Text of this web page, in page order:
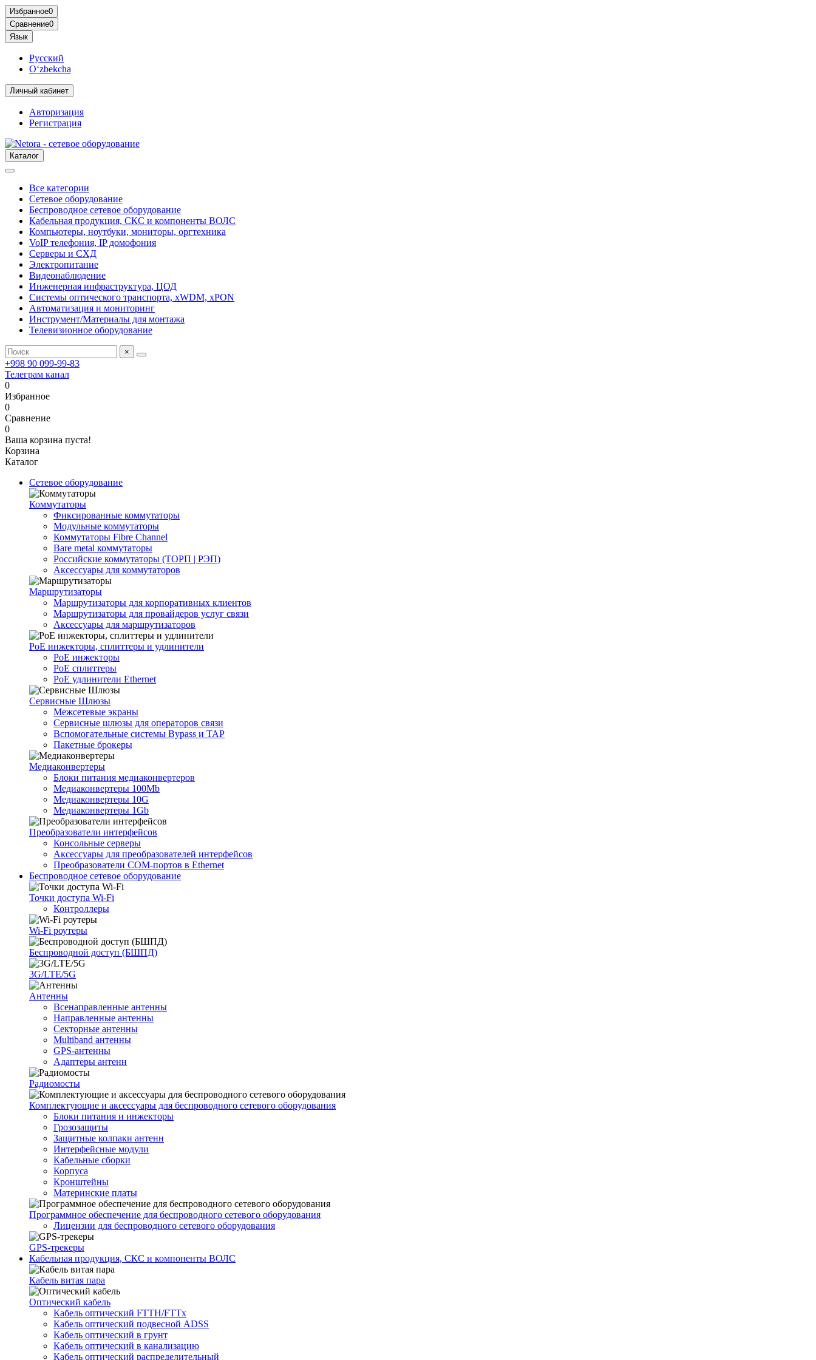
Избранное0
Сравнение0
Язык
Русский
O‘zbekcha
Личный кабинет
Авторизация
Регистрация
Каталог
Все категории
Сетевое оборудование
Беспроводное сетевое оборудование
Кабельная продукция, СКС и компоненты ВОЛС
Компьютеры, ноутбуки, мониторы, оргтехника
VoIP телефония, IP домофония
Серверы и СХД
Электропитание
Видеонаблюдение
Инженерная инфраструктура, ЦОД
Системы оптического транспорта, xWDM, xPON
Автоматизация и мониторинг
Инструмент/Материалы для монтажа
Телевизионное оборудование
×
+998 90 099-99-83
Телеграм канал
0
Избранное
0
Сравнение
0
Ваша корзина пуста!
Корзина
Каталог
Сетевое оборудование
Коммутаторы
Фиксированные коммутаторы
Модульные коммутаторы
Коммутаторы Fibre Channel
Bare metal коммутаторы
Российские коммутаторы (ТОРП | РЭП)
Аксессуары для коммутаторов
Маршрутизаторы
Маршрутизаторы для корпоративных клиентов
Маршрутизаторы для провайдеров услуг связи
Аксессуары для маршрутизаторов
PoE инжекторы, сплиттеры и удлинители
PoE инжекторы
PoE сплиттеры
PoE удлинители Ethernet
Сервисные Шлюзы
Межсетевые экраны
Сервисные шлюзы для операторов связи
Вспомогательные системы Bypass и TAP
Пакетные брокеры
Медиаконвертеры
Блоки питания медиаконвертеров
Медиаконвертеры 100Mb
Медиаконвертеры 10G
Медиаконвертеры 1Gb
Преобразователи интерфейсов
Консольные серверы
Аксессуары для преобразователей интерфейсов
Преобразователи COM-портов в Ethernet
Беспроводное сетевое оборудование
Точки доступа Wi-Fi
Контроллеры
Wi-Fi роутеры
Беспроводной доступ (БШПД)
3G/LTE/5G
Антенны
Всенаправленные антенны
Направленные антенны
Секторные антенны
Multiband антенны
GPS-антенны
Адаптеры антенн
Радиомосты
Комплектующие и аксессуары для беспроводного сетевого оборудования
Блоки питания и инжекторы
Грозозащиты
Защитные колпаки антенн
Интерфейсные модули
Кабельные сборки
Корпуса
Кронштейны
Материнские платы
Программное обеспечение для беспроводного сетевого оборудования
Лицензии для беспроводного сетевого оборудования
GPS-трекеры
Кабельная продукция, СКС и компоненты ВОЛС
Кабель витая пара
Оптический кабель
Кабель оптический FTTH/FTTx
Кабель оптический подвесной ADSS
Кабель оптический в грунт
Кабель оптический в канализацию
Кабель оптический распределительный